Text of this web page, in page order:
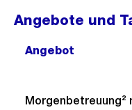
Angebote und
Angebot
Morgenbetreuung²